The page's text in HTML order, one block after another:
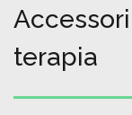
terapia